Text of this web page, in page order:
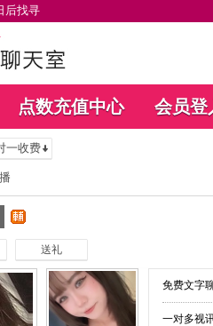
后找寻
点数充值中心 会员登
一收费
送礼
免费文字
一对多视